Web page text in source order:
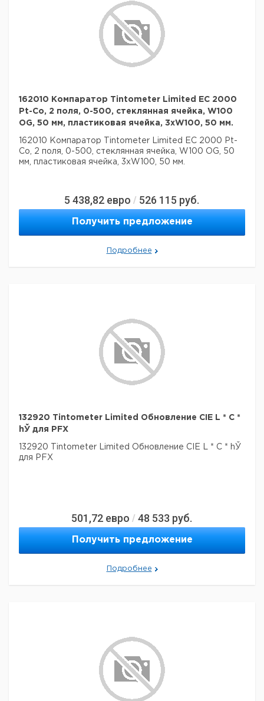
162010 Компаратор Tintometer Limited EC 2000
Pt-Co, 2 поля, 0-500, стеклянная ячейка, W100
OG, 50 мм, пластиковая ячейка, 3xW100, 50 мм.
162010 Компаратор Tintometer Limited EC 2000 Pt-
Co, 2 поля, 0-500, стеклянная ячейка, W100 OG, 50
мм, пластиковая ячейка, 3xW100, 50 мм.
5 438,82 евро / 526 115 руб.
Получить предложение
Подробнее
132920 Tintometer Limited Обновление CIE L * C *
hЎ для PFX
132920 Tintometer Limited Обновление CIE L * C * hЎ
для PFX
501,72 евро / 48 533 руб.
Получить предложение
Подробнее